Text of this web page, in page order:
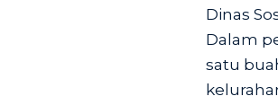
Dinas
Dalam
satu